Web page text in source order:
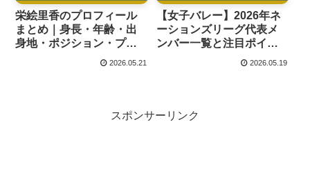
栄絵里香のプロフィール
まとめ｜身長・年齢・出
身地・ポジション・プレ
ースタイルも紹介！
2026.05.21
【女子バレー】2026年ネ
ーションズリーグ代表メ
ンバー一覧と注目ポイン
2026.05.19
スポンサーリンク